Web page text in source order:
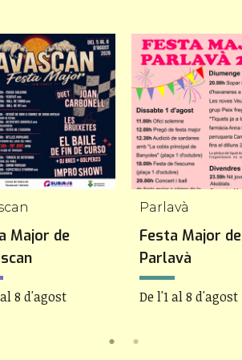
Major de
8 d'agost
Parlavà
Festa Major de
Parlavà
De l'1 al 8 d'agost